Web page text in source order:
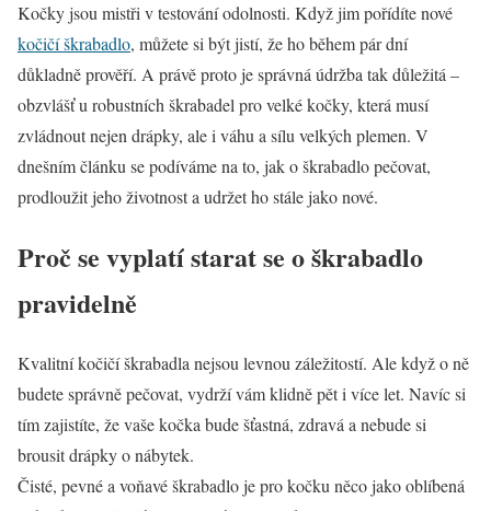
Kočky jsou mistři v testování odolnosti. Když jim pořídíte nové
kočičí škrabadlo, můžete si být jistí, že ho během pár dní
důkladně prověří. A právě proto je správná údržba tak důležitá –
obzvlášť u robustních škrabadel pro velké kočky, která musí
zvládnout nejen drápky, ale i váhu a sílu velkých plemen. V
dnešním článku se podíváme na to, jak o škrabadlo pečovat,
prodloužit jeho životnost a udržet ho stále jako nové.
Proč se vyplatí starat se o škrabadlo
pravidelně
Kvalitní kočičí škrabadla nejsou levnou záležitostí. Ale když o ně
budete správně pečovat, vydrží vám klidně pět i více let. Navíc si
tím zajistíte, že vaše kočka bude šťastná, zdravá a nebude si
brousit drápky o nábytek.
Čisté, pevné a voňavé škrabadlo je pro kočku něco jako oblíbená